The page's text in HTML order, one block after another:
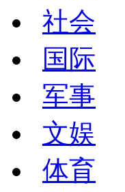
社会
国际
军事
文娱
体育